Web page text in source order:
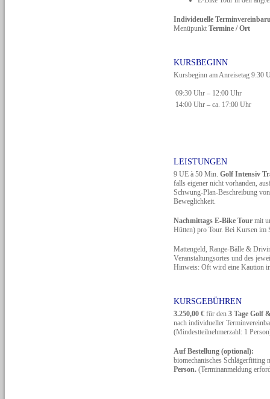
Individeuelle
Menüpunkt Termine / Ort
KURSBEGINN
Kursbeginn am Anreisetag 9:30
09:30 Uhr – 12:00 Uhr
14:00 Uhr – ca. 17:00 Uhr
LEISTUNGEN
9 UE à 50 Min. Golf Intensiv
falls eigener nicht vorhanden,
Schwung-Plan-Beschreibung
Beweglichkeit.
Nachmittags E-Bike Tour mit
Hütten) pro Tour. Bei Kursen im
Mattengeld, Range-Bälle &
Veranstaltungsortes und des
Hinweis: Oft wird eine Kaution
KURSGEBÜHREN
3.250,00 € für den 3 Tage Golf
nach individueller
(Mindestteilnehmerzahl: 1
Auf Bestellung (optional):
biomechanisches
Person. (Terminanmeldung